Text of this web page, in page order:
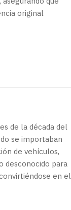
original
de la década del
se importaban
de vehículos,
desconocido para
en el